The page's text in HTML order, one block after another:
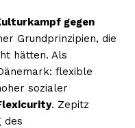
gegen
Grundprinzipien, die
hätten. Als
flexible
sozialer
. Zepitz
des